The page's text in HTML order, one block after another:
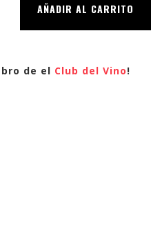
AÑADIR AL CARRITO
de el Club del Vino!